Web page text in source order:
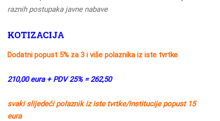
raznih postupaka javne nabave
KOTIZACIJA
Dodatni popust 5% za 3 i više polaznika iz iste tvrtke
210,00 eura + PDV 25% = 262,50
svaki slijedeći polaznik iz iste tvrtke/institucije popust 15
eura